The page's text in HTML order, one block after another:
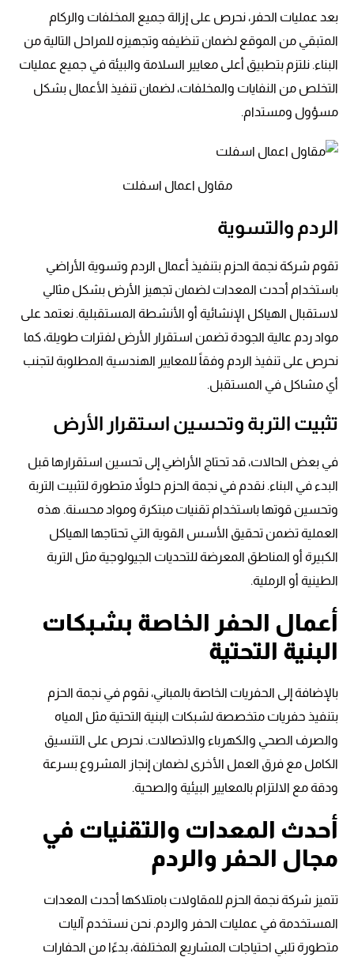
بعد عمليات الحفر، نحرص على إزالة جميع المخلفات والركام
المتبقي من الموقع لضمان تنظيفه وتجهيزه للمراحل التالية من
البناء. نلتزم بتطبيق أعلى معايير السلامة والبيئة في جميع عمليات
التخلص من النفايات والمخلفات، لضمان تنفيذ الأعمال بشكل
مسؤول ومستدام.
مقاول اعمال اسفلت
الردم والتسوية
تقوم شركة نجمة الحزم بتنفيذ أعمال الردم وتسوية الأراضي
باستخدام أحدث المعدات لضمان تجهيز الأرض بشكل مثالي
لاستقبال الهياكل الإنشائية أو الأنشطة المستقبلية. نعتمد على
مواد ردم عالية الجودة تضمن استقرار الأرض لفترات طويلة، كما
نحرص على تنفيذ الردم وفقاً للمعايير الهندسية المطلوبة لتجنب
أي مشاكل في المستقبل.
تثبيت التربة وتحسين استقرار الأرض
في بعض الحالات، قد تحتاج الأراضي إلى تحسين استقرارها قبل
البدء في البناء. نقدم في نجمة الحزم حلولاً متطورة لتثبيت التربة
وتحسين قوتها باستخدام تقنيات مبتكرة ومواد محسنة. هذه
العملية تضمن تحقيق الأسس القوية التي تحتاجها الهياكل
الكبيرة أو المناطق المعرضة للتحديات الجيولوجية مثل التربة
الطينية أو الرملية.
أعمال الحفر الخاصة بشبكات
البنية التحتية
بالإضافة إلى الحفريات الخاصة بالمباني، نقوم في نجمة الحزم
بتنفيذ حفريات متخصصة لشبكات البنية التحتية مثل المياه
والصرف الصحي والكهرباء والاتصالات. نحرص على التنسيق
الكامل مع فرق العمل الأخرى لضمان إنجاز المشروع بسرعة
ودقة مع الالتزام بالمعايير البيئية والصحية.
أحدث المعدات والتقنيات في
مجال الحفر والردم
تتميز شركة نجمة الحزم للمقاولات بامتلاكها أحدث المعدات
المستخدمة في عمليات الحفر والردم. نحن نستخدم آليات
متطورة تلبي احتياجات المشاريع المختلفة، بدءًا من الحفارات